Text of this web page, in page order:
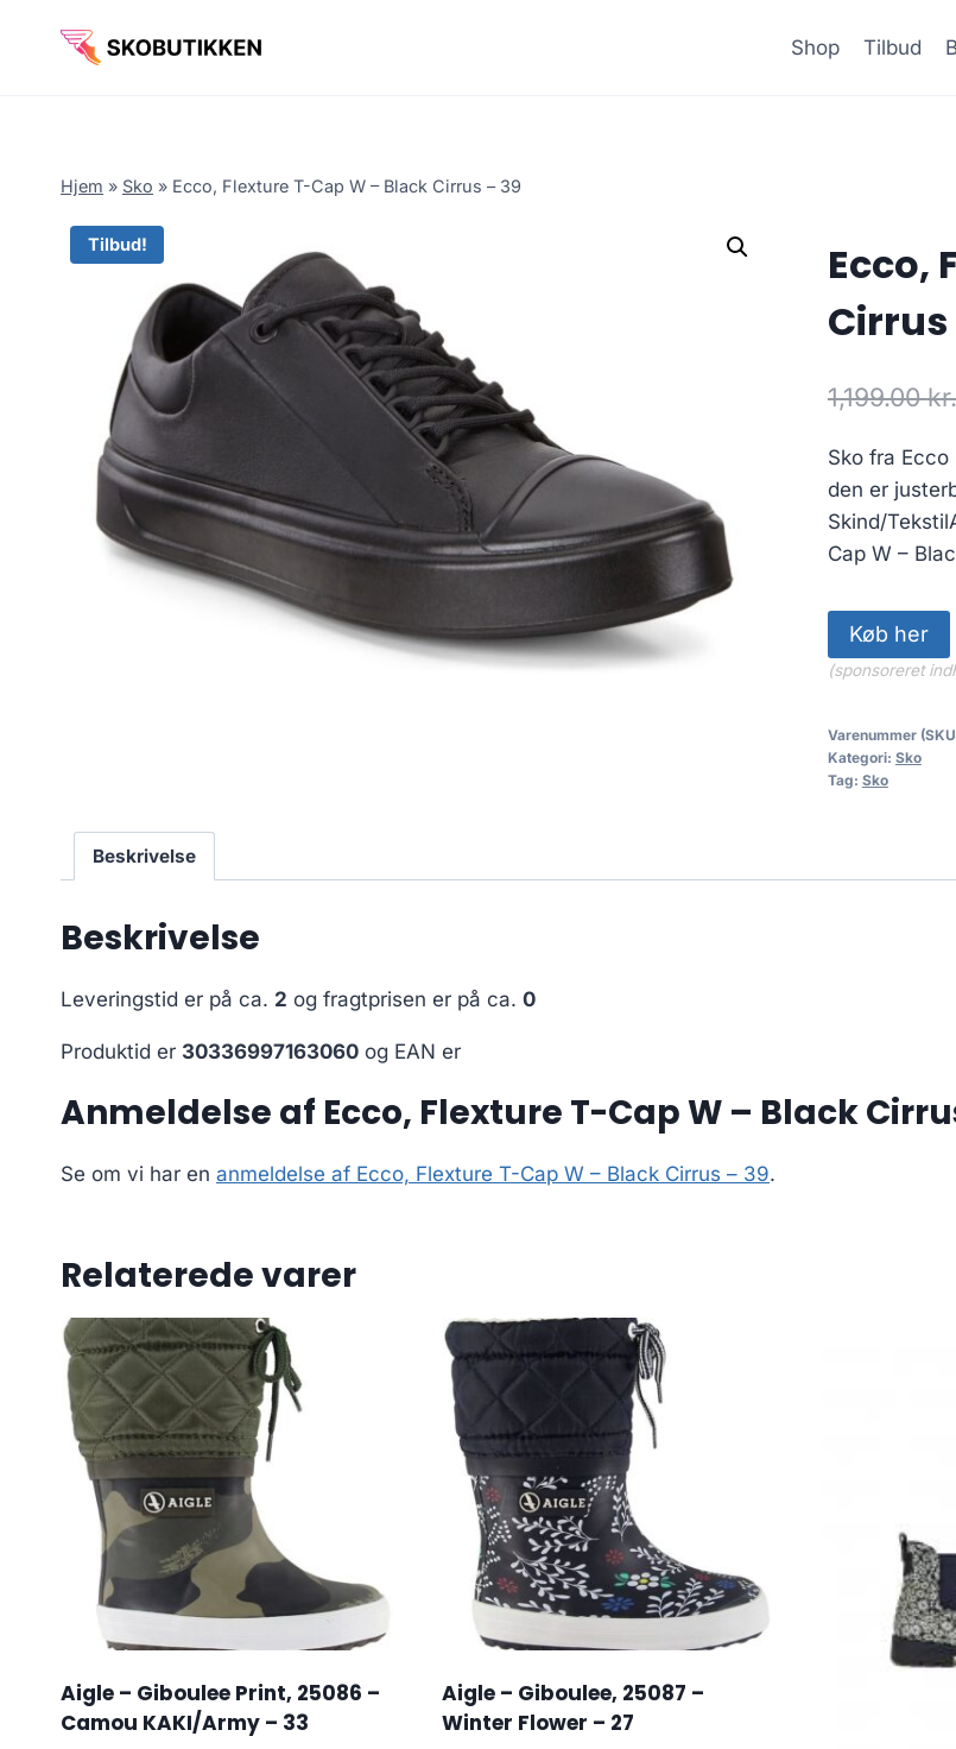
Shop Tilbud
Hjem » Sko » Ecco, Flexture T-Cap W – Black Cirrus – 39
Tilbud!
Ecco,
Cirrus
1,199.00kr.
Sko fra
den er
Skind/
Cap W –
Køb her
(sponsoreret
Varenummer
Kategori: Sko
Tag: Sko
Beskrivelse
Beskrivelse
Leveringstid er på ca. 2 og fragtprisen er på ca. 0
Produktid er 30336997163060 og EAN er
Anmeldelse af Ecco, Flexture T-Cap W – Black
Se om vi har en anmeldelse af Ecco, Flexture T-Cap W – Black Cirrus – 39.
Relaterede varer
Aigle – Giboulee Print, 25086 –
Camou KAKI/Army – 33
Aigle – Giboulee, 25087 –
Winter Flower – 27